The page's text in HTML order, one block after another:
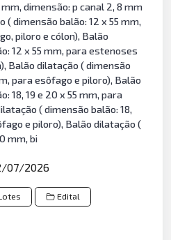
dimensão: p canal 2, 8 mm
( dimensão balão: 12 x 55 mm,
piloro e cólon), Balão
12 x 55 mm, para estenoses
Balão dilatação ( dimensão
para esôfago e piloro), Balão
18, 19 e 20 x 55 mm, para
( dimensão balão: 18,
e piloro), Balão dilatação (
mm, bi
07/2026
Edital